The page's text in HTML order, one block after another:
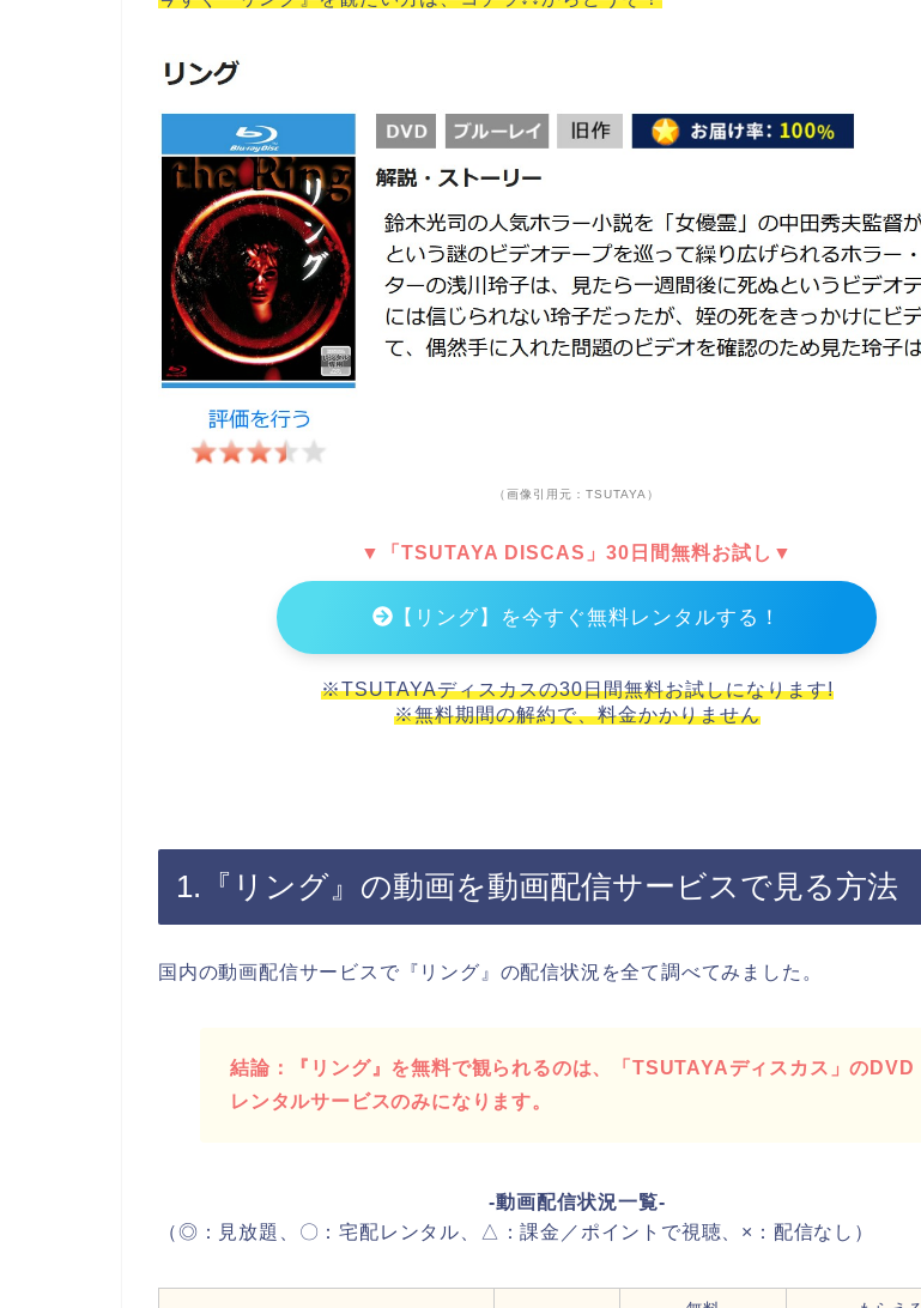
（画像引用元：TSUTAYA）
▼「TSUTAYA DISCAS」30日間無料お試し▼
【リング】を今すぐ無料レンタルする！
※TSUTAYAディスカスの30日間無料お試しになります!
※無料期間の解約で、料金かかりません
1.『リング』の動画を動画配信サービスで見る方法
国内の動画配信サービスで『リング』の配信状況を全て調べてみました。
結論：『リング』を無料で観られるのは、「TSUTAYAディスカス」のDVD
レンタルサービスのみになります。
-動画配信状況一覧-
（◎：見放題、〇：宅配レンタル、△：課金／ポイントで視聴、×：配信なし）